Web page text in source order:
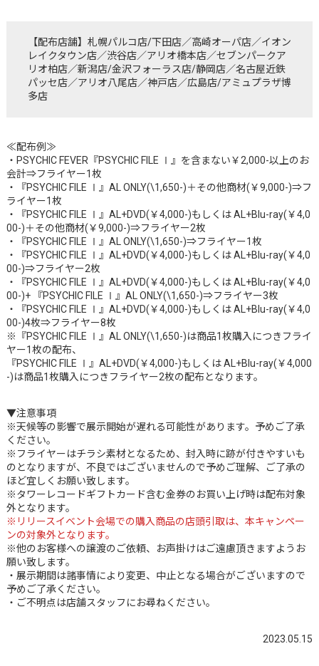
【配布店舗】札幌パルコ店/下田店／高崎オーパ店／イオン
レイクタウン店／渋谷店／アリオ橋本店／セブンパークア
リオ柏店／新潟店/金沢フォーラス店/静岡店／名古屋近鉄
パッセ店／アリオ八尾店／神戸店／広島店/アミュプラザ博
多店
≪配布例≫
・PSYCHIC FEVER『PSYCHIC FILE Ⅰ』を含まない￥2,000-以上のお
会計⇒フライヤー1枚
・『PSYCHIC FILE Ⅰ』AL ONLY(\1,650-)＋その他商材(￥9,000-)⇒フ
ライヤー1枚
・『PSYCHIC FILE Ⅰ』AL+DVD(￥4,000-)もしくは AL+Blu-ray(￥4,0
00-)＋その他商材(￥9,000-)⇒フライヤー2枚
・『PSYCHIC FILE Ⅰ』AL ONLY(\1,650-)⇒フライヤー1枚
・『PSYCHIC FILE Ⅰ』AL+DVD(￥4,000-)もしくは AL+Blu-ray(￥4,0
00-)⇒フライヤー2枚
・『PSYCHIC FILE Ⅰ』AL+DVD(￥4,000-)もしくは AL+Blu-ray(￥4,0
00-)+ 『PSYCHIC FILE Ⅰ』AL ONLY(\1,650-)⇒フライヤー3枚
・『PSYCHIC FILE Ⅰ』AL+DVD(￥4,000-)もしくは AL+Blu-ray(￥4,0
00-)4枚⇒フライヤー8枚
※『PSYCHIC FILE Ⅰ』AL ONLY(\1,650-)は商品1枚購入につきフライ
ヤー1枚の配布、
『PSYCHIC FILE Ⅰ』AL+DVD(￥4,000-)もしくは AL+Blu-ray(￥4,000
-)は商品1枚購入につきフライヤー2枚の配布となります。
▼注意事項
※天候等の影響で展示開始が遅れる可能性があります。予めご了承
ください。
※フライヤーはチラシ素材となるため、封入時に跡が付きやすいも
のとなりますが、不良ではございませんので予めご理解、ご了承の
ほど宜しくお願い致します。
※タワーレコードギフトカード含む金券のお買い上げ時は配布対象
外となります。
※リリースイベント会場での購入商品の店頭引取は、本キャンペー
ンの対象外となります。
※他のお客様への譲渡のご依頼、お声掛けはご遠慮頂きますようお
願い致します。
・展示期間は諸事情により変更、中止となる場合がございますので
予めご了承ください。
・ご不明点は店舗スタッフにお尋ねください。
2023.05.15